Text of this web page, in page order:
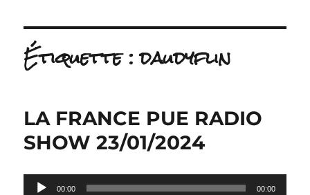
Étiquette :daudyflin
LA FRANCE PUE RADIO
SHOW 23/01/2024
Lecteur00:00 00:00